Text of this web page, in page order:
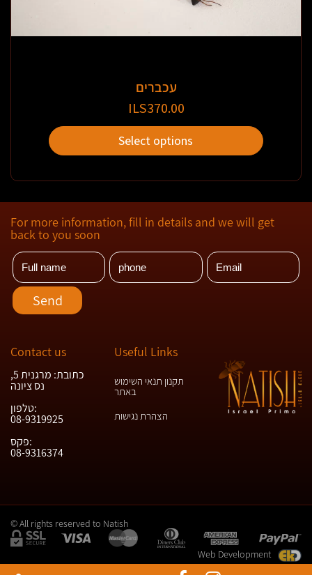
עכברים
ILS370.00
Select options
For more information, fill in details and we will get
back to you soon
Contact us
כתובת: מרגנית 5,
נס ציונה
טלפון:
08-9319925
פקס:
08-9316374
Useful Links
תקנון תנאי השימוש
באתר
הצהרת נגישות
© All rights reserved to Natish
Web Development